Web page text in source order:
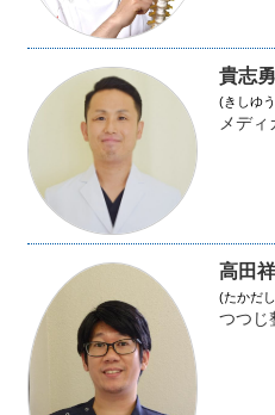
貴志
(きしゆ
メデ
高田
(たかだ
つつじ